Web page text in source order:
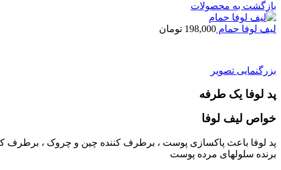
بازگشت به محصولات
ليف لوفا حمام 198,000 تومان
بزرگنمایی تصویر
پد لوفا یک طرفه
خواص ليف لوفا
پد لوفا باعث پاکسازی پوست ، برطرف کننده چین و چروک ، برطرف
برنده سلولهای مرده پوست